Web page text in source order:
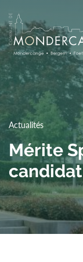
main
content
Main
navigation
Actualités
Mérite